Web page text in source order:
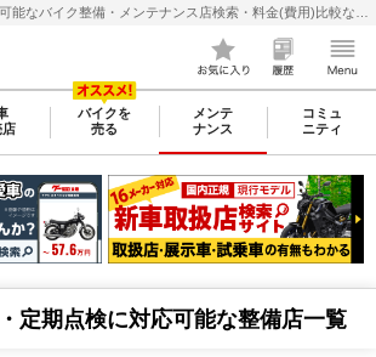
店
バイクを
売る
メンテ
ナンス
コミュ
ニティ
定期点検に対応可能な整備店一覧